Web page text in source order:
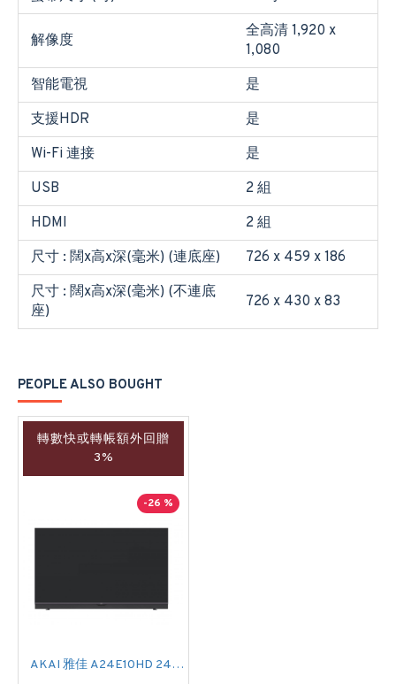
解像度
全高清 1,920 x
1,080
智能電視
是
支援HDR
是
Wi-Fi 連接
是
USB
2 組
HDMI
2 組
尺寸 : 闊x高x深(毫米) (連底座)
726 x 459 x 186
尺寸 : 闊x高x深(毫米) (不連底
座)
726 x 430 x 83
PEOPLE ALSO BOUGHT
轉數快或轉帳額外回贈
3%
-26 %
AKAI 雅佳 A24E10HD 24吋 HD READY-TV